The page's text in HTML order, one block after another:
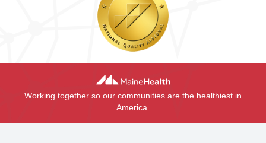
Working together so our communities are the healthiest in
America.